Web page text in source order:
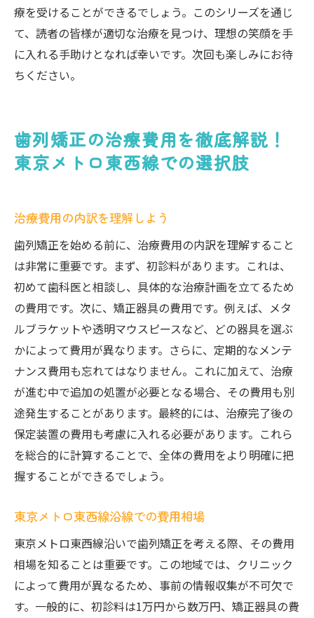
療を受けることができるでしょう。このシリーズを通じ
て、読者の皆様が適切な治療を見つけ、理想の笑顔を手
に入れる手助けとなれば幸いです。次回も楽しみにお待
ちください。
歯列矯正の治療費用を徹底解説！
東京メトロ東西線での選択肢
治療費用の内訳を理解しよう
歯列矯正を始める前に、治療費用の内訳を理解すること
は非常に重要です。まず、初診料があります。これは、
初めて歯科医と相談し、具体的な治療計画を立てるため
の費用です。次に、矯正器具の費用です。例えば、メタ
ルブラケットや透明マウスピースなど、どの器具を選ぶ
かによって費用が異なります。さらに、定期的なメンテ
ナンス費用も忘れてはなりません。これに加えて、治療
が進む中で追加の処置が必要となる場合、その費用も別
途発生することがあります。最終的には、治療完了後の
保定装置の費用も考慮に入れる必要があります。これら
を総合的に計算することで、全体の費用をより明確に把
握することができるでしょう。
東京メトロ東西線沿線での費用相場
東京メトロ東西線沿いで歯列矯正を考える際、その費用
相場を知ることは重要です。この地域では、クリニック
によって費用が異なるため、事前の情報収集が不可欠で
す。一般的に、初診料は1万円から数万円、矯正器具の費